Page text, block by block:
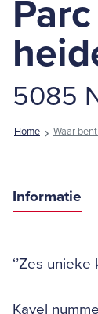
5085
Home Waar
Informatie
‘’Zes
Kavel